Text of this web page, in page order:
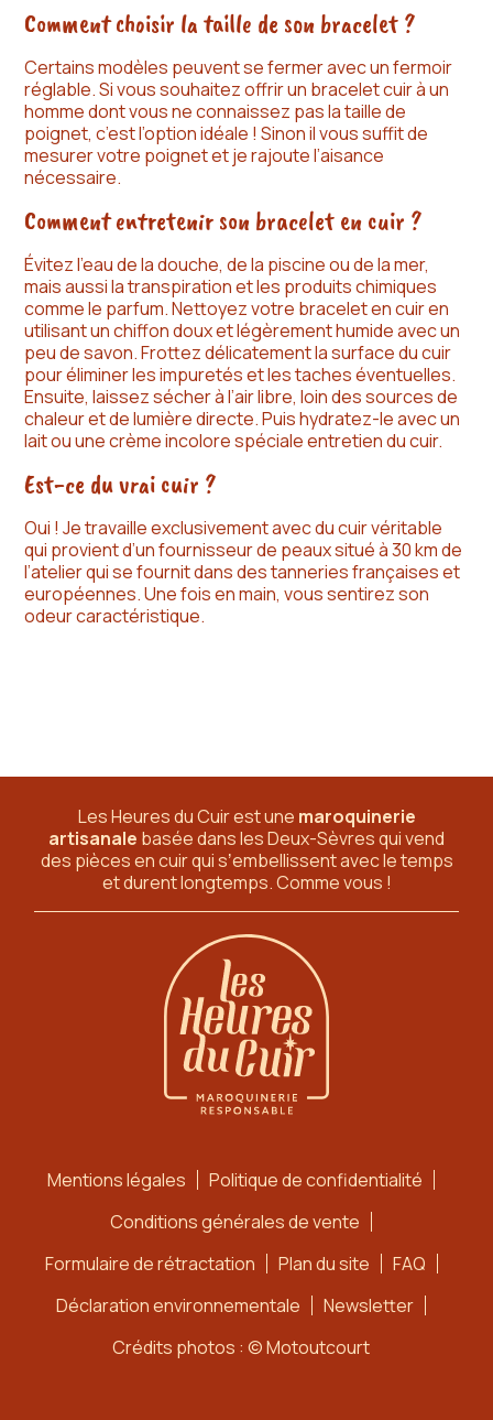
Comment choisir la taille de son bracelet ?
Certains modèles peuvent se fermer avec un fermoir
réglable. Si vous souhaitez offrir un bracelet cuir à un
homme dont vous ne connaissez pas la taille de
poignet, c’est l’option idéale ! Sinon il vous suffit de
mesurer votre poignet et je rajoute l’aisance
nécessaire.
Comment entretenir son bracelet en cuir ?
Évitez l’eau de la douche, de la piscine ou de la mer,
mais aussi la transpiration et les produits chimiques
comme le parfum. Nettoyez votre bracelet en cuir en
utilisant un chiffon doux et légèrement humide avec un
peu de savon. Frottez délicatement la surface du cuir
pour éliminer les impuretés et les taches éventuelles.
Ensuite, laissez sécher à l’air libre, loin des sources de
chaleur et de lumière directe. Puis hydratez-le avec un
lait ou une crème incolore spéciale entretien du cuir.
Est-ce du vrai cuir ?
Oui ! Je travaille exclusivement avec du cuir véritable
qui provient d’un fournisseur de peaux situé à 30 km de
l’atelier qui se fournit dans des tanneries françaises et
européennes. Une fois en main, vous sentirez son
odeur caractéristique.
Les Heures du Cuir est une maroquinerie
artisanale basée dans les Deux-Sèvresqui vend
des pièces en cuir qui sʼembellissent avec le temps
et durent longtemps. Comme vous !
Mentions légales
Politique de confidentialité
Conditions générales de vente
Formulaire de rétractation
Plan du site
FAQ
Déclaration environnementale
Newsletter
Crédits photos : © Motoutcourt